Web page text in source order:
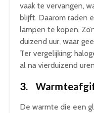
vaak te vervangen,
blijft. Daarom raden
lampen te kopen.
duizend uur, waar
Ter vergelijking:
al na vierduizend
3.
De warmte die een